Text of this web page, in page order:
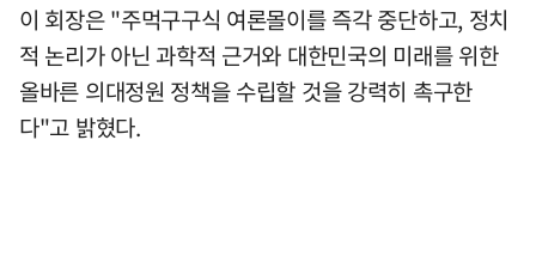
이 회장은 "주먹구구식 여론몰이를 즉각 중단하고, 정치
적 논리가 아닌 과학적 근거와 대한민국의 미래를 위한
올바른 의대정원 정책을 수립할 것을 강력히 촉구한
다"고 밝혔다.